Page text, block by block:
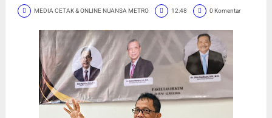
MEDIA CETAK & ONLINE NUANSA METRO 12:48 0 Komentar